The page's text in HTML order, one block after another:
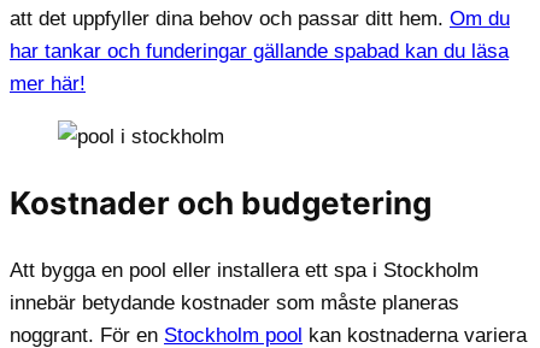
att det uppfyller dina behov och passar ditt hem. Om du
har tankar och funderingar gällande spabad kan du läsa
mer här!
Kostnader och budgetering
Att bygga en pool eller installera ett spa i Stockholm
innebär betydande kostnader som måste planeras
noggrant. För en Stockholm pool kan kostnaderna variera